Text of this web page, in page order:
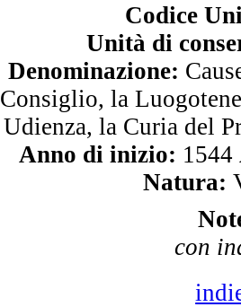
Codice
Unità di
Denominazione:
Consiglio, la
Udienza, la Curia del
Anno di inizio: 1544
Natura:
con